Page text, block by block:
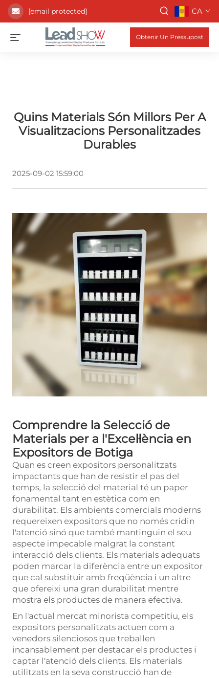
[email protected] CA
Obtenir Un Pressupost
Quins Materials Són Millors Per A
Visualitzacions Personalitzades
Durables
2025-09-02 15:59:00
Comprendre la Selecció de
Materials per a l'Excel·lència en
Expositors de Botiga
Quan es creen expositors personalitzats
impactants que han de resistir el pas del
temps, la selecció del material té un paper
fonamental tant en estètica com en
durabilitat. Els ambients comercials moderns
requereixen expositors que no només cridin
l'atenció sinó que també mantinguin el seu
aspecte impecable malgrat la constant
interacció dels clients. Els materials adequats
poden marcar la diferència entre un expositor
que cal substituir amb freqüència i un altre
que ofereixi una gran durabilitat mentre
mostra els productes de manera efectiva.
En l'actual mercat minorista competitiu, els
expositors personalitzats actuen com a
venedors silenciosos que treballen
incansablement per destacar els productes i
captar l'atenció dels clients. Els materials
utilitzats en la seva construcció han de